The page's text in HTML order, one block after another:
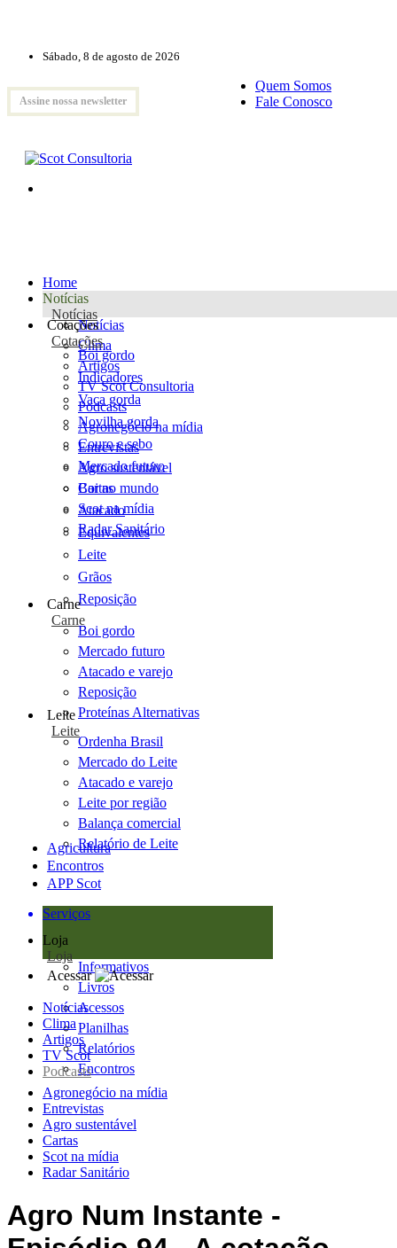
Sábado, 8 de agosto de 2026
Assine nossa newsletter
Quem Somos
Fale Conosco
Home
Notícias
Notícias
Notícias
Clima
Artigos
TV Scot Consultoria
Podcasts
Agronegócio na mídia
Entrevistas
Agro sustentável
Cartas
Scot na mídia
Radar Sanitário
Cotações
Cotações
Boi gordo
Indicadores
Vaca gorda
Novilha gorda
Couro e sebo
Mercado futuro
Boi no mundo
Atacado
Equivalentes
Leite
Grãos
Reposição
Carne
Carne
Boi gordo
Mercado futuro
Atacado e varejo
Reposição
Proteínas Alternativas
Leite
Leite
Ordenha Brasil
Mercado do Leite
Atacado e varejo
Leite por região
Balança comercial
Relatório de Leite
Agricultura
Encontros
APP Scot
Serviços
Loja
Loja
Informativos
Livros
Acessos
Planilhas
Relatórios
Encontros
Acessar
Notícias
Clima
Artigos
TV Scot
Podcasts
Agronegócio na mídia
Entrevistas
Agro sustentável
Cartas
Scot na mídia
Radar Sanitário
Agro Num Instante -